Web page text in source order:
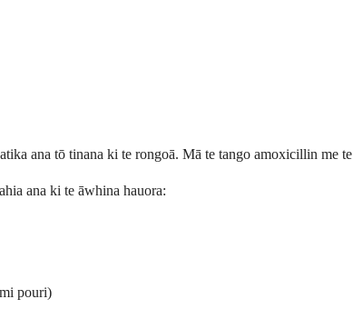
ana tō tinana ki te rongoā. Mā te tango amoxicillin me
ana ki te āwhina hauora:
pouri)